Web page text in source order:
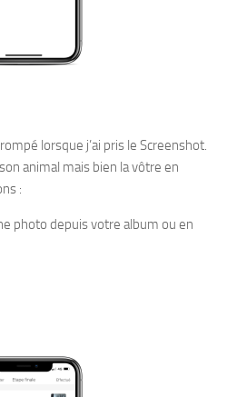
lorsque j’ai pris le Screenshot.
animal mais bien la vôtre en
:
photo depuis votre album ou en